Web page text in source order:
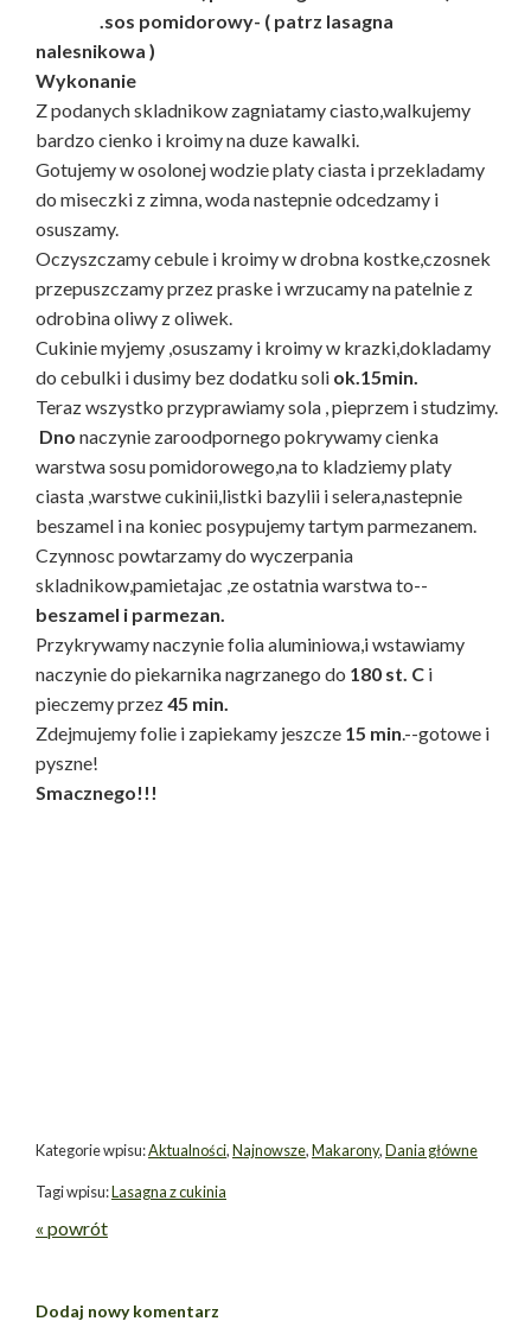
.sos pomidorowy- ( patrz lasagna
nalesnikowa )
Wykonanie
Z podanych skladnikow zagniatamy ciasto,walkujemy
bardzo cienko i kroimy na duze kawalki.
Gotujemy w osolonej wodzie platy ciasta i przekladamy
do miseczki z zimna, woda nastepnie odcedzamy i
osuszamy.
Oczyszczamy cebule i kroimy w drobna kostke,czosnek
przepuszczamy przez praske i wrzucamy na patelnie z
odrobina oliwy z oliwek.
Cukinie myjemy ,osuszamy i kroimy w krazki,dokladamy
do cebulki i dusimy bez dodatku soli ok.15min.
Teraz wszystko przyprawiamy sola , pieprzem i studzimy.
Dno naczynie zaroodpornego pokrywamy cienka
warstwa sosu pomidorowego,na to kladziemy platy
ciasta ,warstwe cukinii,listki bazylii i selera,nastepnie
beszamel i na koniec posypujemy tartym parmezanem.
Czynnosc powtarzamy do wyczerpania
skladnikow,pamietajac ,ze ostatnia warstwa to--
beszamel i parmezan.
Przykrywamy naczynie folia aluminiowa,i wstawiamy
naczynie do piekarnika nagrzanego do 180 st. C i
pieczemy przez45 min.
Zdejmujemy folie i zapiekamy jeszcze 15 min.--gotowe i
pyszne!
Smacznego!!!
Kategorie wpisu:Aktualności,Najnowsze,Makarony,Dania główne
Tagi wpisu:Lasagna z cukinia
« powrót
Dodaj nowy komentarz